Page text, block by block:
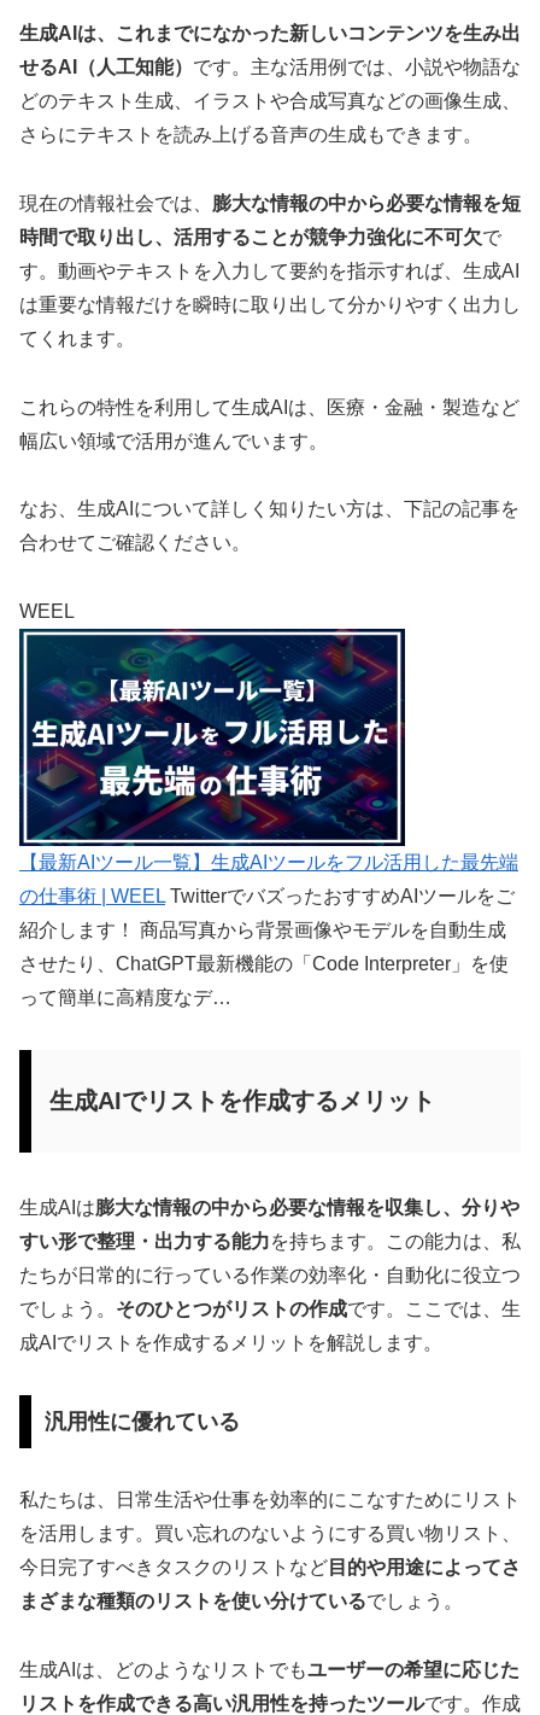
生成AIは、これまでになかった新しいコンテンツを生み出
せるAI
（人工知能） です。主な活用例では、小説や物語な
どのテキスト生成、イラストや合成写真などの画像生成、
さらにテキストを読み上げる音声の生成もできます。
現在の情報社会では、 膨大な情報の中から必要な情報を短
時間で取り出し、活用することが競争力強化に不可欠で
す。動画やテキストを入力して要約を指示すれば、生成AI
は重要な情報だけを瞬時に取り出して分かりやすく出力し
てくれます。
これらの特性を利用して生成AIは、医療・金融・製造など
幅広い領域で活用が進んでいます。
なお、生成AIについて詳しく知りたい方は、下記の記事を
合わせてご確認ください。
WEEL
【最新AIツール一覧】生成AIツールをフル活用した最先端
の仕事術 | WEEL TwitterでバズったおすすめAIツールをご
紹介します！ 商品写真から背景画像やモデルを自動生成
させたり、ChatGPT最新機能の「Code Interpreter」を使
って簡単に高精度なデ…
生成AIでリストを作成するメリット
生成AIは膨大な情報の中から必要な情報を収集し、分りや
すい形で整理・出力する能力を持ちます。この能力は、私
たちが日常的に行っている作業の効率化・自動化に役立つ
でしょう。 そのひとつがリストの作成です。ここでは、生
成AIでリストを作成するメリットを解説します。
汎用性に優れている
私たちは、日常生活や仕事を効率的にこなすためにリスト
を活用します。買い忘れのないようにする買い物リスト、
今日完了すべきタスクのリストなど 目的や用途によってさ
まざまな種類のリストを使い分けているでしょう。
生成AIは、どのようなリストでもユーザーの希望に応じた
リストを作成できる高い汎用性を持ったツールです。作成